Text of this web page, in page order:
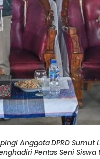
Anggota DPRD
Pentas Seni Siswa